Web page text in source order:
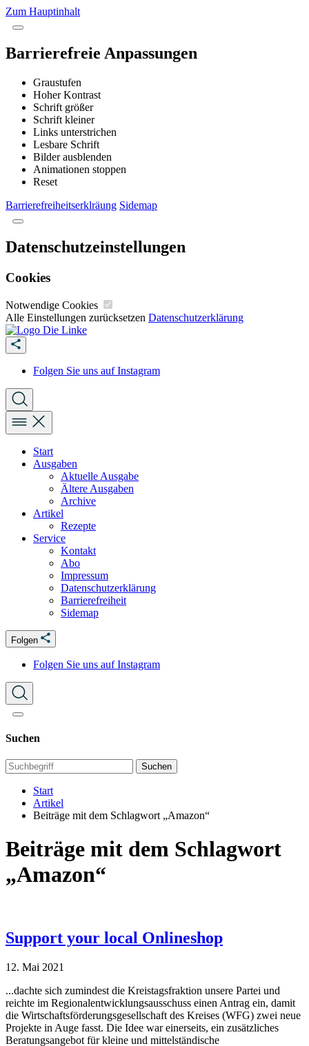
Zum Hauptinhalt
Barrierefreie Anpassungen
Graustufen
Hoher Kontrast
Schrift größer
Schrift kleiner
Links unterstrichen
Lesbare Schrift
Bilder ausblenden
Animationen stoppen
Reset
Barrierefreiheitserklräung Sidemap
Datenschutzeinstellungen
Cookies
Notwendige Cookies
Alle Einstellungen zurücksetzen Datenschutzerklärung
Folgen Sie uns auf Instagram
Start
Ausgaben
Aktuelle Ausgabe
Ältere Ausgaben
Archive
Artikel
Rezepte
Service
Kontakt
Abo
Impressum
Datenschutzerklärung
Barrierefreiheit
Sidemap
Folgen
Folgen Sie uns auf Instagram
Suchen
Suchen
Start
Artikel
Beiträge mit dem Schlagwort „Amazon“
Beiträge mit dem Schlagwort
„Amazon“
Support your local Onlineshop
12. Mai 2021
...dachte sich zumindest die Kreistagsfraktion unsere Partei und
reichte im Regionalentwicklungsausschuss einen Antrag ein, damit
die Wirtschaftsförderungsgesellschaft des Kreises (WFG) zwei neue
Projekte in Auge fasst. Die Idee war einerseits, ein zusätzliches
Beratungsangebot für kleine und mittelständische